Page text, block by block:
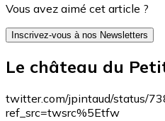
Vous avez aimé cet article ?
Inscrivez-vous à nos Newsletters
Le château du
twitter.com/jpintaud/status/
ref_src=twsrc%5Etfw